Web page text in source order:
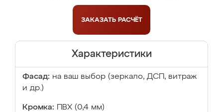
ЗАКАЗАТЬ РАСЧЁТ
Характеристики
Фасад: на ваш выбор (зеркало, ДСП, витраж
и др.)
Кромка: ПВХ (0,4 мм)